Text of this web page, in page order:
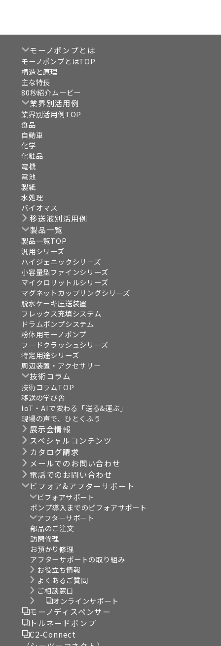
モーノポンプとは
モーノポンプとはTOP
構造と原理
主な特長
80秒紹介ムービー
業界別活用例
業界別活用例TOP
食品
自動車
化学
化粧品
電機
電池
製紙
水処理
バイオマス
移送液別活用例
製品一覧
製品一覧TOP
汎用シリーズ
ハイジェニックシリーズ
小容量型ファインシリーズ
マイクロリットルシリーズ
マグネットカップリングシリーズ
脱水ケーキ圧送装置
フレックス充填システム
ドラムポンプシステム
粉体用モーノポンプ
フードクラッシュシリーズ
特定用途シリーズ
周辺装置・アクセサリー
技術コラム
技術コラムTOP
移送の学び舎
IoT・AIで変わる「送る&運ぶ」
現場の声で、ひとくふう
展示会情報
スペシャルコンテンツ
カタログ請求
メールでのお問い合わせ
電話でのお問い合わせ
ビフォア&アフターサポート
ビフォアサポート
ポンプ導入までのビフォアサポート
アフターサポート
部品のご注文
訪問修理
お預かり修理
アフターサポートの取り組み
お役立ち情報
よくあるご質問
ご相談窓口
オンラインサポート
モーノディスペンサー
トルネードポンプ
C2-Connect